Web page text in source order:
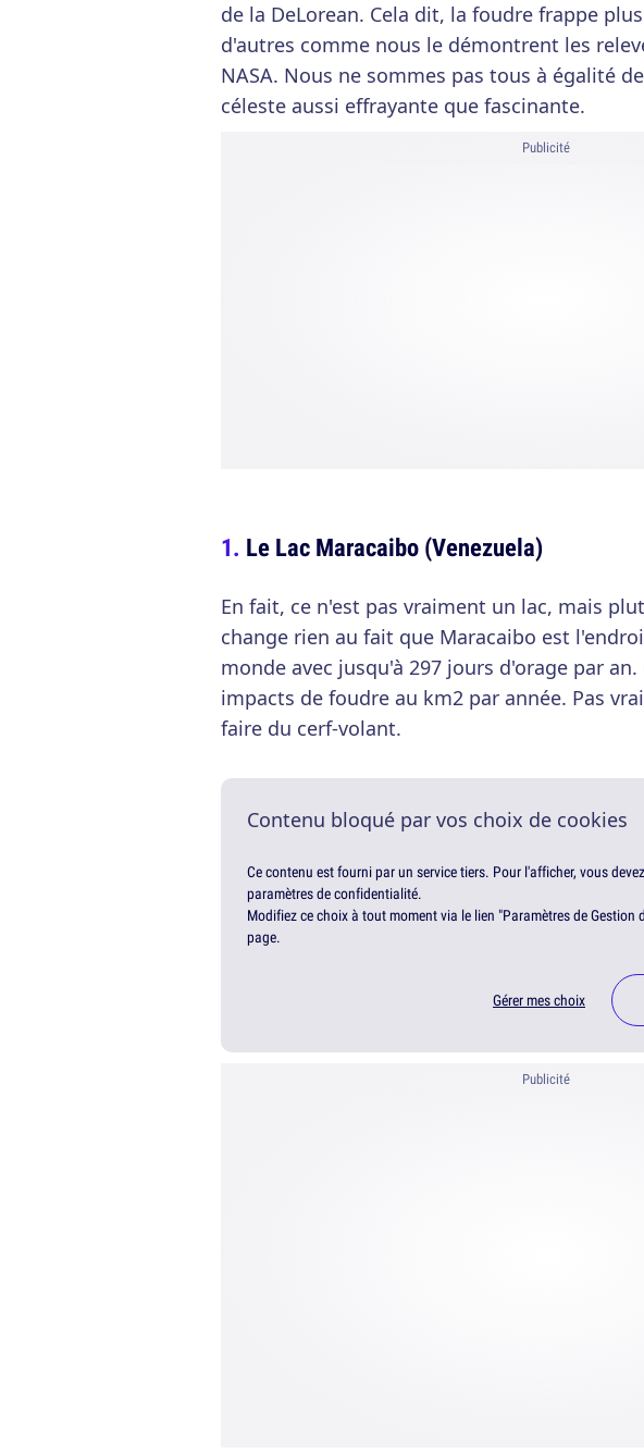
de la DeLorean. Cela dit, la foudre frappe
d'autres comme nous le démontrent les
NASA. Nous ne sommes pas tous à égalité
céleste aussi effrayante que fascinante.
Publicité
Le Lac Maracaibo (Venezuela)
En fait, ce n'est pas vraiment un lac, mais
change rien au fait que Maracaibo est
monde avec jusqu'à 297 jours d'orage par
impacts de foudre au km2 par année. Pas
faire du cerf-volant.
Contenu bloqué par vos choix de cookies
Ce contenu est fourni par un service tiers. Pour l'afficher, vous
paramètres de confidentialité.
Modifiez ce choix à tout moment via le lien "Paramètres de Gestion
page.
Gérer mes choix
Publicité